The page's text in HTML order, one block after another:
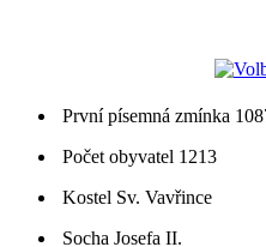
První písemná zmínka
Počet obyvatel 1213
Kostel Sv. Vavřince
Socha Josefa II.